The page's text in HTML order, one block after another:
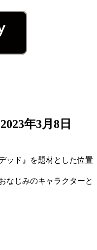
2023年3月8日
ッド』 を題材とした位置
なじみのキャラクターと